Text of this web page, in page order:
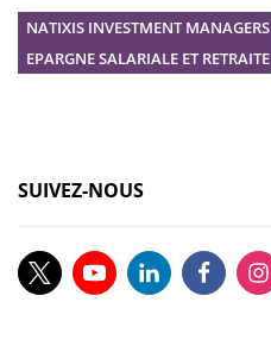
NATIXIS INVESTMENT MANAGERS
EPARGNE SALARIALE ET RETRAITE
SUIVEZ-NOUS